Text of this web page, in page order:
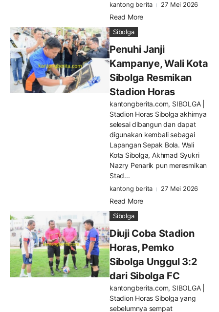
kantong berita 27 Mei 2026
Read More
Sibolga
Penuhi Janji
Kampanye, Wali Kota
Sibolga Resmikan
Stadion Horas
kantongberita.com, SIBOLGA |
Stadion Horas Sibolga akhirnya
selesai dibangun dan dapat
digunakan kembali sebagai
Lapangan Sepak Bola. Wali
Kota Sibolga, Akhmad Syukri
Nazry Penarik pun meresmikan
Stad...
kantong berita 27 Mei 2026
Read More
Sibolga
Diuji Coba Stadion
Horas, Pemko
Sibolga Unggul 3:2
dari Sibolga FC
kantongberita.com, SIBOLGA |
Stadion Horas Sibolga yang
sebelumnya sempat